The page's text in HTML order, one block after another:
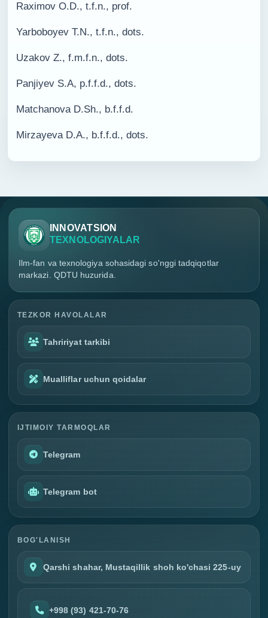
Raximov O.D., t.f.n., prof.
Yarboboyev T.N., t.f.n., dots.
Uzakov Z., f.m.f.n., dots.
Panjiyev S.A, p.f.f.d., dots.
Matchanova D.Sh., b.f.f.d.
Mirzayeva D.A., b.f.f.d., dots.
INNOVATSION
TEXNOLOGIYALAR
Ilm-fan va texnologiya sohasidagi so'nggi tadqiqotlar
markazi. QDTU huzurida.
TEZKOR HAVOLALAR
Tahririyat tarkibi
Mualliflar uchun qoidalar
IJTIMOIY TARMOQLAR
Telegram
Telegram bot
BOG'LANISH
Qarshi shahar, Mustaqillik shoh ko'chasi 225-uy
+998 (93) 421-70-76